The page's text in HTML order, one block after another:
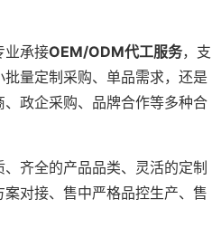
业承接OEM/ODM代工服务，支
量定制采购、单品需求，还是
政企采购、品牌合作等多种合
齐全的产品品类、灵活的定制
对接、售中严格品控生产、售